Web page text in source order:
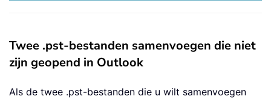
Twee .pst-bestanden samenvoegen die niet
zijn geopend in Outlook
Als de twee .pst-bestanden die u wilt samenvoegen